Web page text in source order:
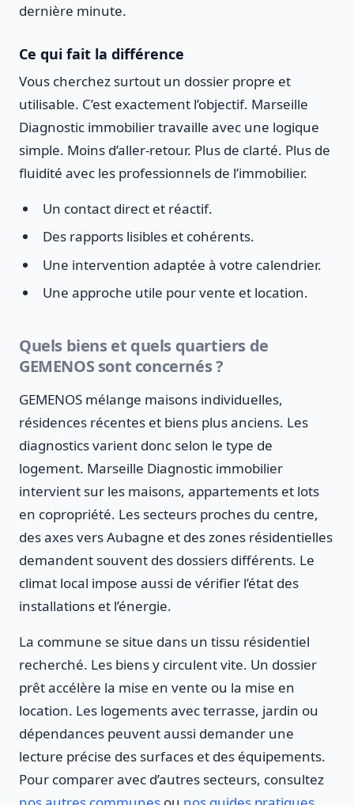
dernière minute.
Ce qui fait la différence
Vous cherchez surtout un dossier propre et
utilisable. C’est exactement l’objectif. Marseille
Diagnostic immobilier travaille avec une logique
simple. Moins d’aller-retour. Plus de clarté. Plus de
fluidité avec les professionnels de l’immobilier.
Un contact direct et réactif.
Des rapports lisibles et cohérents.
Une intervention adaptée à votre calendrier.
Une approche utile pour vente et location.
Quels biens et quels quartiers de
GEMENOS sont concernés ?
GEMENOS mélange maisons individuelles,
résidences récentes et biens plus anciens. Les
diagnostics varient donc selon le type de
logement. Marseille Diagnostic immobilier
intervient sur les maisons, appartements et lots
en copropriété. Les secteurs proches du centre,
des axes vers Aubagne et des zones résidentielles
demandent souvent des dossiers différents. Le
climat local impose aussi de vérifier l’état des
installations et l’énergie.
La commune se situe dans un tissu résidentiel
recherché. Les biens y circulent vite. Un dossier
prêt accélère la mise en vente ou la mise en
location. Les logements avec terrasse, jardin ou
dépendances peuvent aussi demander une
lecture précise des surfaces et des équipements.
Pour comparer avec d’autres secteurs, consultez